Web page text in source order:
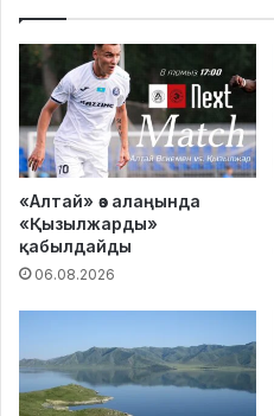
«Алтай» өз алаңында
«Қызылжарды»
қабылдайды
06.08.2026